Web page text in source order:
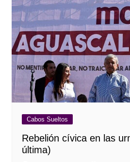
Cabos Sueltos
Rebelión cívica en las
última)